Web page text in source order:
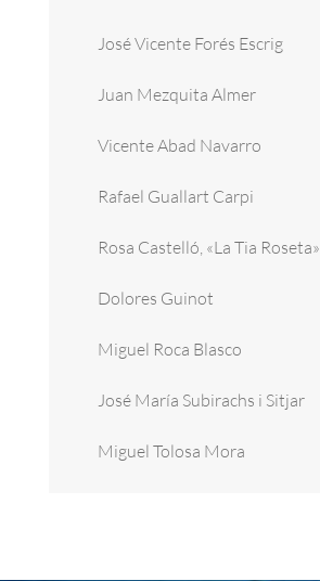
José Vicente Forés Escrig
Juan Mezquita Almer
Vicente Abad Navarro
Rafael Guallart Carpi
Rosa Castelló, «La Tia Roseta»
Dolores Guinot
Miguel Roca Blasco
José María Subirachs i Sitjar
Miguel Tolosa Mora